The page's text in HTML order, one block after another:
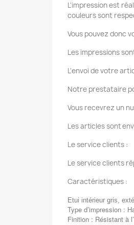
L'impression est
couleurs sont
Vous pouvez donc
Les impressions
L'envoi de votre
Notre prestataire
Vous recevrez un
Les articles sont
Le service clients :
Le service clients
Caractéristiques :
Etui intérieur gris,
Type d’impression :
Finition : Résistant à